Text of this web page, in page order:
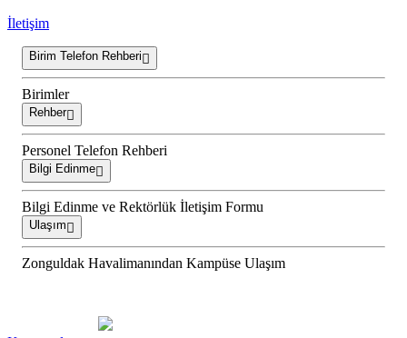
İletişim
Birim Telefon Rehberi
Birimler
Rehber
Personel Telefon Rehberi
Bilgi Edinme
Bilgi Edinme ve Rektörlük İletişim Formu
Ulaşım
Zonguldak Havalimanından Kampüse Ulaşım